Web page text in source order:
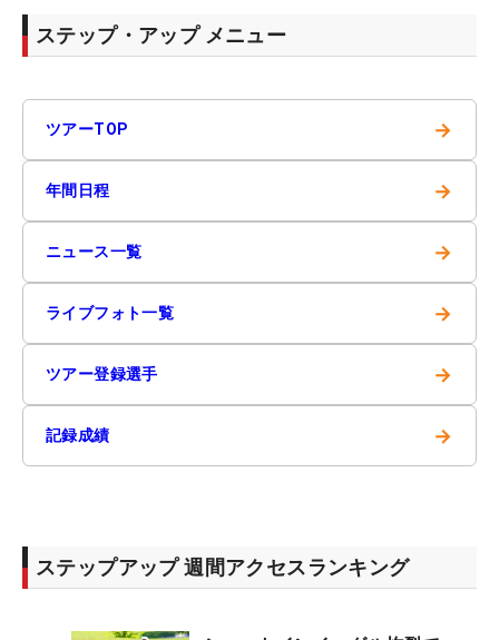
ステップ・アップ メニュー
ツアーTOP →
年間日程 →
ニュース一覧 →
ライブフォト一覧 →
ツアー登録選手 →
記録成績 →
ステップアップ 週間アクセスランキング